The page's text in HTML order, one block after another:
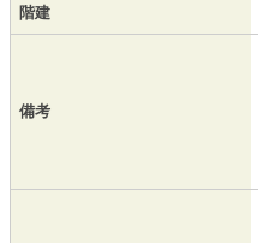
階建
備考